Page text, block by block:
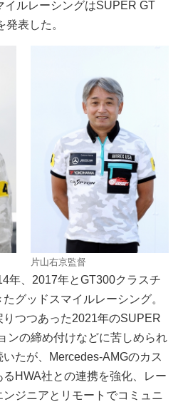
ルレーシングはSUPER GT
表した。
片山右京監督
年、2017年とGT300クラスチ
グッドスマイルレーシング。
つつあった2021年のSUPER
ンの締め付けなどに苦しめられ
たが、Mercedes-AMGのカス
HWA社との連携を強化、レー
ジニアとリモートでコミュニ